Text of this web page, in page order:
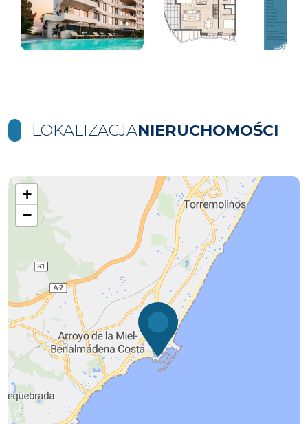
LOKALIZACJANIERUCHOMOŚCI
+
−